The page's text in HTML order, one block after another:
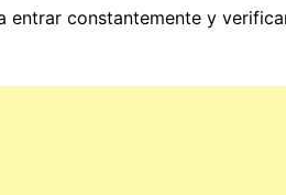
constantemente y